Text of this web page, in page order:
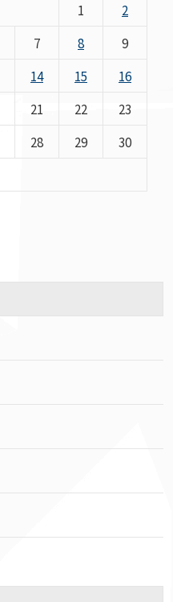
1
2
7 8
9
14 15
16
21 22
23
28 29
30